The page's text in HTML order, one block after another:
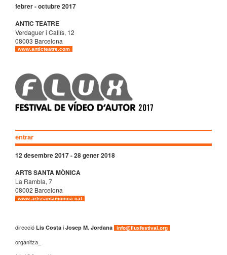
febrer - octubre 2017
ANTIC TEATRE
Verdaguer i Callís, 12
08003 Barcelo na
www.anticteatre.com
entrar
12 desembre 2017 - 28 gener 2018
ARTS SANTA MÒNICA
La Rambla, 7
08002 Barcelona
www.artssantamonica.cat
direcció Lis Costa i Josep M. Jordana info@fluxfestival.org
organitza_